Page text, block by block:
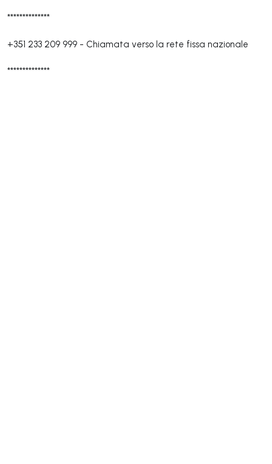
**************
+351 233 209 999 - Chiamata verso la rete fissa nazionale
**************